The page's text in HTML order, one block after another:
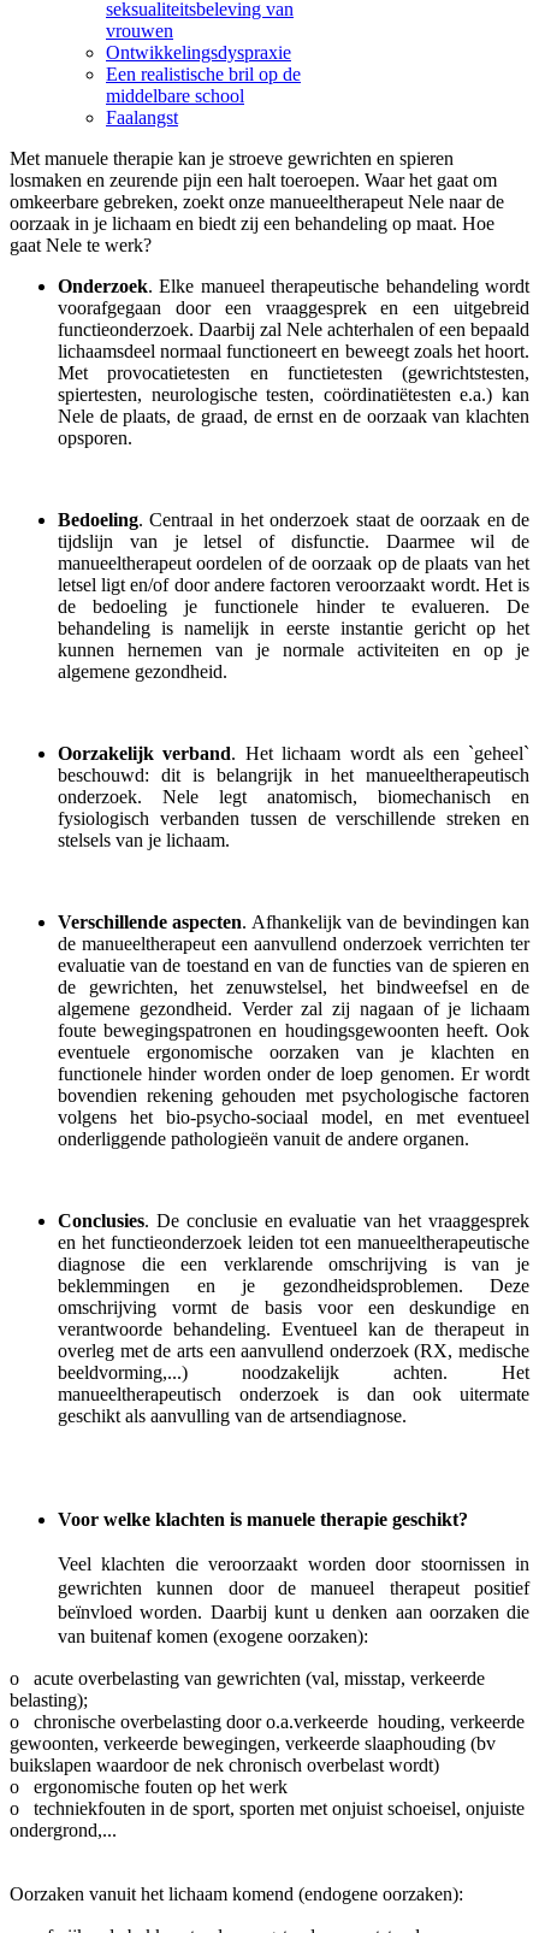
seksualiteitsbeleving van
vrouwen
Ontwikkelingsdyspraxie
Een realistische bril op de
middelbare school
Faalangst
Met manuele therapie kan je stroeve gewrichten en spieren
losmaken en zeurende pijn een halt toeroepen. Waar het gaat om
omkeerbare gebreken, zoekt onze manueeltherapeut Nele naar de
oorzaak in je lichaam en biedt zij een behandeling op maat. Hoe
gaat Nele te werk?
Onderzoek. Elke manueel therapeutische behandeling wordt
voorafgegaan door een vraaggesprek en een uitgebreid
functieonderzoek. Daarbij zal Nele achterhalen of een bepaald
lichaamsdeel normaal functioneert en beweegt zoals het hoort.
Met provocatietesten en functietesten (gewrichtstesten,
spiertesten, neurologische testen, coördinatiëtesten e.a.) kan
Nele de plaats, de graad, de ernst en de oorzaak van klachten
opsporen.
Bedoeling. Centraal in het onderzoek staat de oorzaak en de
tijdslijn van je letsel of disfunctie. Daarmee wil de
manueeltherapeut oordelen of de oorzaak op de plaats van het
letsel ligt en/of door andere factoren veroorzaakt wordt. Het is
de bedoeling je functionele hinder te evalueren. De
behandeling is namelijk in eerste instantie gericht op het
kunnen hernemen van je normale activiteiten en op je
algemene gezondheid.
Oorzakelijk verband. Het lichaam wordt als een `geheel`
beschouwd: dit is belangrijk in het manueeltherapeutisch
onderzoek. Nele legt anatomisch, biomechanisch en
fysiologisch verbanden tussen de verschillende streken en
stelsels van je lichaam.
Verschillende aspecten. Afhankelijk van de bevindingen kan
de manueeltherapeut een aanvullend onderzoek verrichten ter
evaluatie van de toestand en van de functies van de spieren en
de gewrichten, het zenuwstelsel, het bindweefsel en de
algemene gezondheid. Verder zal zij nagaan of je lichaam
foute bewegingspatronen en houdingsgewoonten heeft. Ook
eventuele ergonomische oorzaken van je klachten en
functionele hinder worden onder de loep genomen. Er wordt
bovendien rekening gehouden met psychologische factoren
volgens het bio-psycho-sociaal model, en met eventueel
onderliggende pathologieën vanuit de andere organen.
Conclusies. De conclusie en evaluatie van het vraaggesprek
en het functieonderzoek leiden tot een manueeltherapeutische
diagnose die een verklarende omschrijving is van je
beklemmingen en je gezondheidsproblemen. Deze
omschrijving vormt de basis voor een deskundige en
verantwoorde behandeling. Eventueel kan de therapeut in
overleg met de arts een aanvullend onderzoek (RX, medische
beeldvorming,...) noodzakelijk achten. Het
manueeltherapeutisch onderzoek is dan ook uitermate
geschikt als aanvulling van de artsendiagnose.
Voor welke klachten is manuele therapie geschikt?
Veel klachten die veroorzaakt worden door stoornissen in
gewrichten kunnen door de manueel therapeut positief
beïnvloed worden. Daarbij kunt u denken aan oorzaken die
van buitenaf komen (exogene oorzaken):
o acute overbelasting van gewrichten (val, misstap, verkeerde
belasting);
o chronische overbelasting door o.a.verkeerde houding, verkeerde
gewoonten, verkeerde bewegingen, verkeerde slaaphouding (bv
buikslapen waardoor de nek chronisch overbelast wordt)
o ergonomische fouten op het werk
o techniekfouten in de sport, sporten met onjuist schoeisel, onjuiste
ondergrond,...
Oorzaken vanuit het lichaam komend (endogene oorzaken):